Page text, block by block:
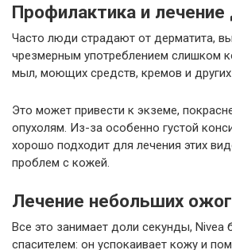
Профилактика и
Часто люди страдают от дерматита,
чрезмерным употреблением слишком
мыл, моющих средств, кремов и других
Это может привести к экземе,
опухолям. Из-за особенно густой
хорошо подходит для лечения этих
проблем с кожей.
Лечение небольших
Все это занимает доли секунды, Nivea
спасителем: он успокаивает кожу и